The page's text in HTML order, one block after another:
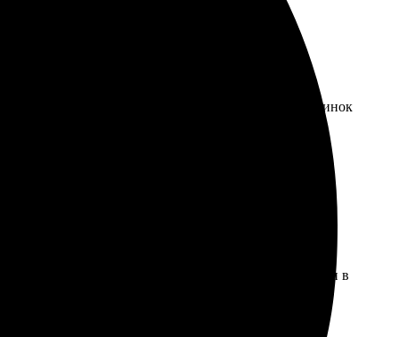
яркие и четкие. Заказала несколько картинок
еще. Рекомендую всем!
дождалась уведомления. Печатные снимки пришли в